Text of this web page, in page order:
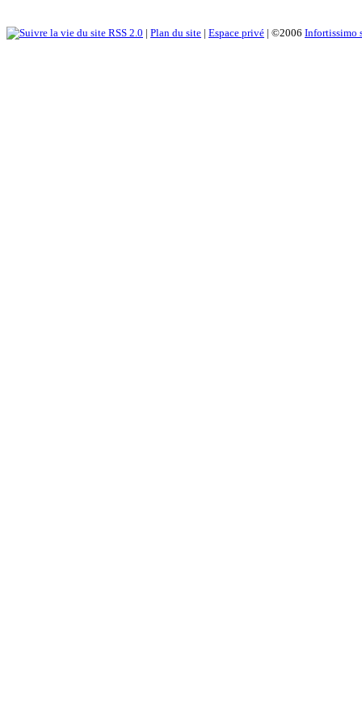
RSS 2.0 | Plan du site | Espace privé | ©2006 Infortissimo